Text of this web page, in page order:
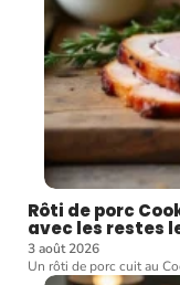
Rôti de porc
avec les restes
3 août 2026
Un rôti de porc cuit au